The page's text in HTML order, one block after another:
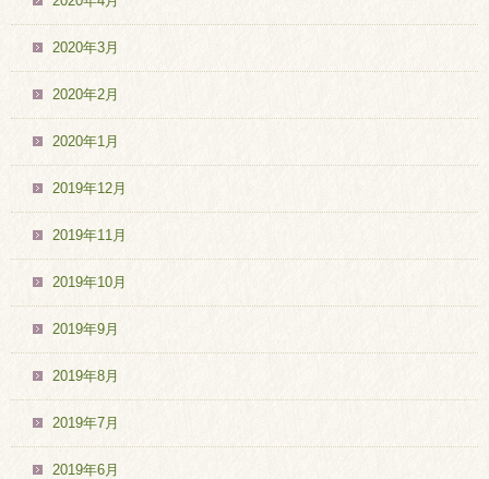
2020年3月
2020年2月
2020年1月
2019年12月
2019年11月
2019年10月
2019年9月
2019年8月
2019年7月
2019年6月